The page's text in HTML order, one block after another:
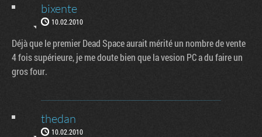
bixente
10.02.2010
Déjà que le premier Dead Space aurait mérité un nombre de vente
4 fois supérieure, je me doute bien que la vesion PC a du faire un
gros four.
thedan
10.02.2010